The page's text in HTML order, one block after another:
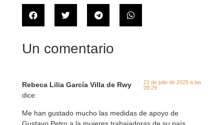
Un comentario
Rebeca Lilia García Villa de Rwy
dice:
21 de julio de 2025 a las
09:29
Me han gustado mucho las medidas de apoyo de
Gustavo Petro a la mujeres trabajadoras de su país,